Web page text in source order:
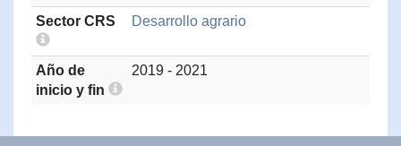
Sector CRS Desarrollo agrario
Año de
inicio y fin
2019 - 2021